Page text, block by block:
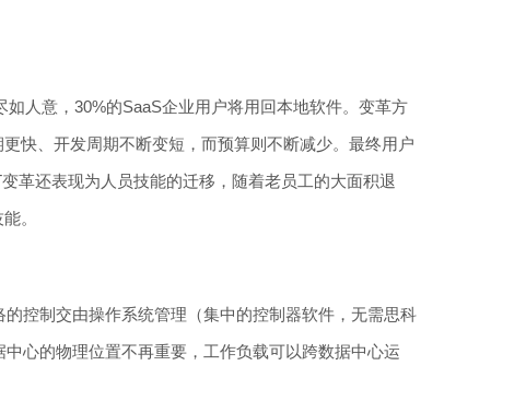
人意，30%的SaaS企业用户将用回本地软件。变革方
快、开发周期不断变短，而预算则不断减少。最终用户
革还表现为人员技能的迁移，随着老员工的大面积退
。
控制交由操作系统管理（集中的控制器软件，无需思科
心的物理位置不再重要，工作负载可以跨数据中心运